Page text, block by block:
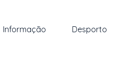
Informação Desporto